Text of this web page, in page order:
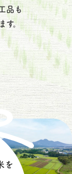
品も
す。
を